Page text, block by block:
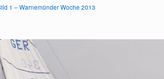
1 – Warnemünder Woche 2013